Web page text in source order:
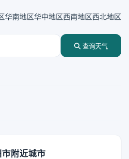
华南地区华中地区西南地区西北地区
查询天气
附近城市